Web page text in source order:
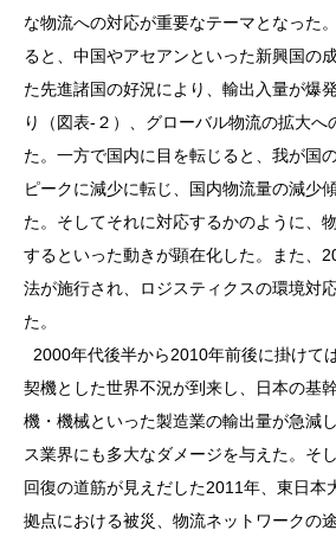
な物流への対応が重要なテーマとなった
ると、中国やアセアンといった新興国の
た先進諸国の好況により、輸出入量が爆
り（図表-２）、グローバル物流の拡大へ
た。一方で国内に目を転じると、我が国
ピークに減少に転じ、国内物流量の減少
た。そしてそれに対応するかのように、
するといった動きが顕在化した。また、
法が施行され、ロジスティクスの環境対
た。
2000年代後半から2010年前後に掛けて
契機とした世界不況が到来し、日本の基
機・機械といった製造業の輸出量が急減
ス業界にも多大なダメージを与えた。そ
回復の道筋が見えだした2011年、東日本
拠点における被災、物流ネットワークの